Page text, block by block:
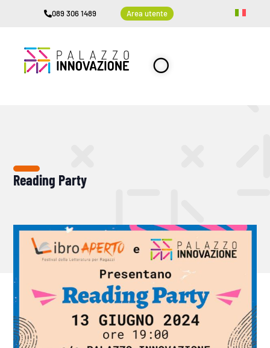
089 306 1489 Area utente
Reading Party